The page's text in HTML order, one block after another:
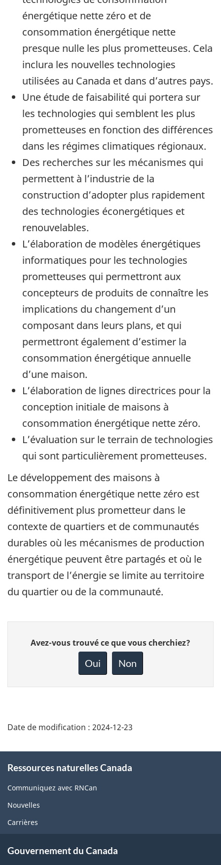
énergétique nette zéro et de
consommation énergétique nette
presque nulle les plus prometteuses. Cela
inclura les nouvelles technologies
utilisées au Canada et dans d’autres pays.
Une étude de faisabilité qui portera sur
les technologies qui semblent les plus
prometteuses en fonction des différences
dans les régimes climatiques régionaux.
Des recherches sur les mécanismes qui
permettent à l’industrie de la
construction d’adopter plus rapidement
des technologies éconergétiques et
renouvelables.
L’élaboration de modèles énergétiques
informatiques pour les technologies
prometteuses qui permettront aux
concepteurs de produits de connaître les
implications du changement d’un
composant dans leurs plans, et qui
permettront également d’estimer la
consommation énergétique annuelle
d’une maison.
L’élaboration de lignes directrices pour la
conception initiale de maisons à
consommation énergétique nette zéro.
L’évaluation sur le terrain de technologies
qui sont particulièrement prometteuses.
Le développement des maisons à
consommation énergétique nette zéro est
définitivement plus prometteur dans le
contexte de quartiers et de communautés
durables où les mécanismes de production
énergétique peuvent être partagés et où le
transport de l’énergie se limite au territoire
du quartier ou de la communauté.
Donnez
votre
page
Avez-vous trouvé ce que vous cherchiez?
Oui Non
Date de modification : 2024-12-23
this
site
Ressources naturelles Canada
Communiquez avec RNCan
Nouvelles
Carrières
Gouvernement du Canada